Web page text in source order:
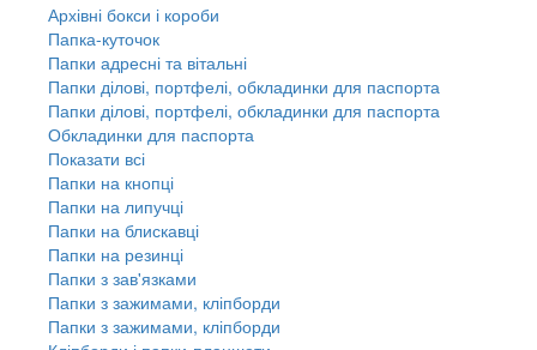
Архівні бокси і короби
Папка-куточок
Папки адресні та вітальні
Папки ділові, портфелі, обкладинки для паспорта
Папки ділові, портфелі, обкладинки для паспорта
Обкладинки для паспорта
Показати всі
Папки на кнопці
Папки на липучці
Папки на блискавці
Папки на резинці
Папки з зав'язками
Папки з зажимами, кліпборди
Папки з зажимами, кліпборди